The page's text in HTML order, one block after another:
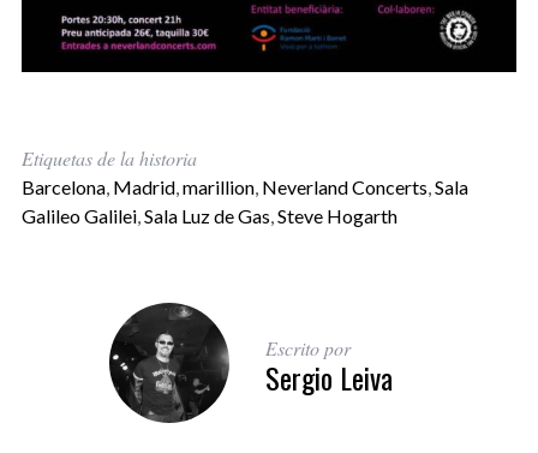
Etiquetas de la historia
Barcelona, Madrid,marillion, Neverland Concerts,Sala
Galileo Galilei,Sala Luz de Gas,Steve Hogarth
Escrito por
Sergio Leiva